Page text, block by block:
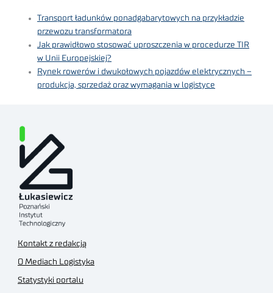
Transport ładunków ponadgabarytowych na przykładzie
przewozu transformatora
Jak prawidłowo stosować uproszczenia w procedurze TIR
w Unii Europejskiej?
Rynek rowerów i dwukołowych pojazdów elektrycznych –
produkcja, sprzedaż oraz wymagania w logistyce
Kontakt z redakcją
O Mediach Logistyka
Statystyki portalu